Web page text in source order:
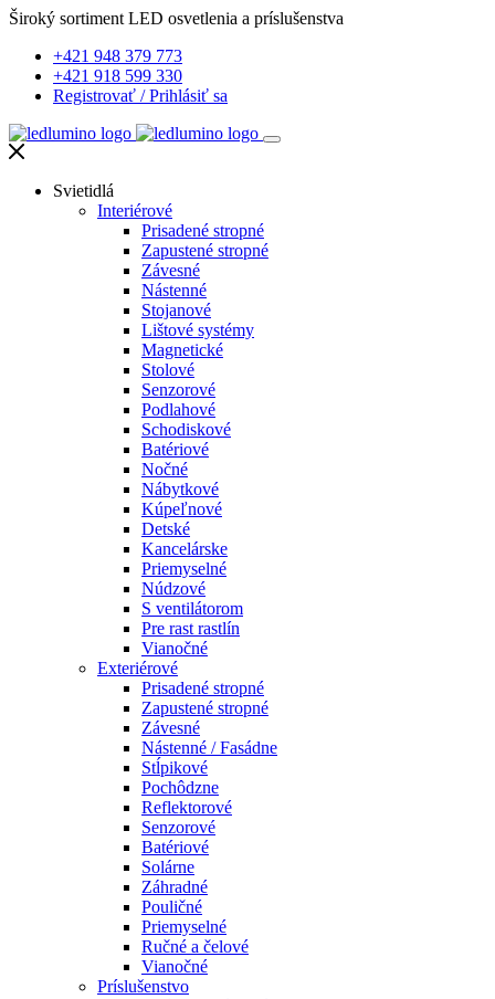
Široký sortiment LED osvetlenia a príslušenstva
+421 948 379 773
+421 918 599 330
Registrovať /Prihlásiť sa
Svietidlá
Interiérové
Prisadené stropné
Zapustené stropné
Závesné
Nástenné
Stojanové
Lištové systémy
Magnetické
Stolové
Senzorové
Podlahové
Schodiskové
Batériové
Nočné
Nábytkové
Kúpeľnové
Detské
Kancelárske
Priemyselné
Núdzové
S ventilátorom
Pre rast rastlín
Vianočné
Exteriérové
Prisadené stropné
Zapustené stropné
Závesné
Nástenné / Fasádne
Stĺpikové
Pochôdzne
Reflektorové
Senzorové
Batériové
Solárne
Záhradné
Pouličné
Priemyselné
Ručné a čelové
Vianočné
Príslušenstvo